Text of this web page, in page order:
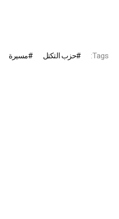
Tags: حزب التكتل مسيرة